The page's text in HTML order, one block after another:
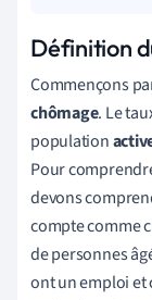
Définition
Commençons
chômage. Le
population
Pour
devons
compte comme
de personnes
ont un emploi et